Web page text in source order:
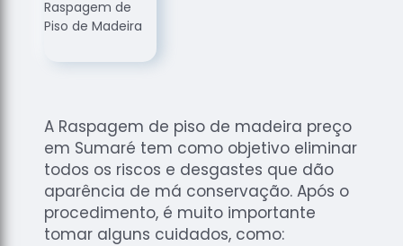
Raspagem
de
Raspagem
de Tacos
de
Madeiras
Raspagens
de Pisos
A Raspagem de piso de madeira preço
em Sumaré tem como objetivo eliminar
todos os riscos e desgastes que dão
aparência de má conservação. Após o
procedimento, é muito importante
tomar alguns cuidados, como: